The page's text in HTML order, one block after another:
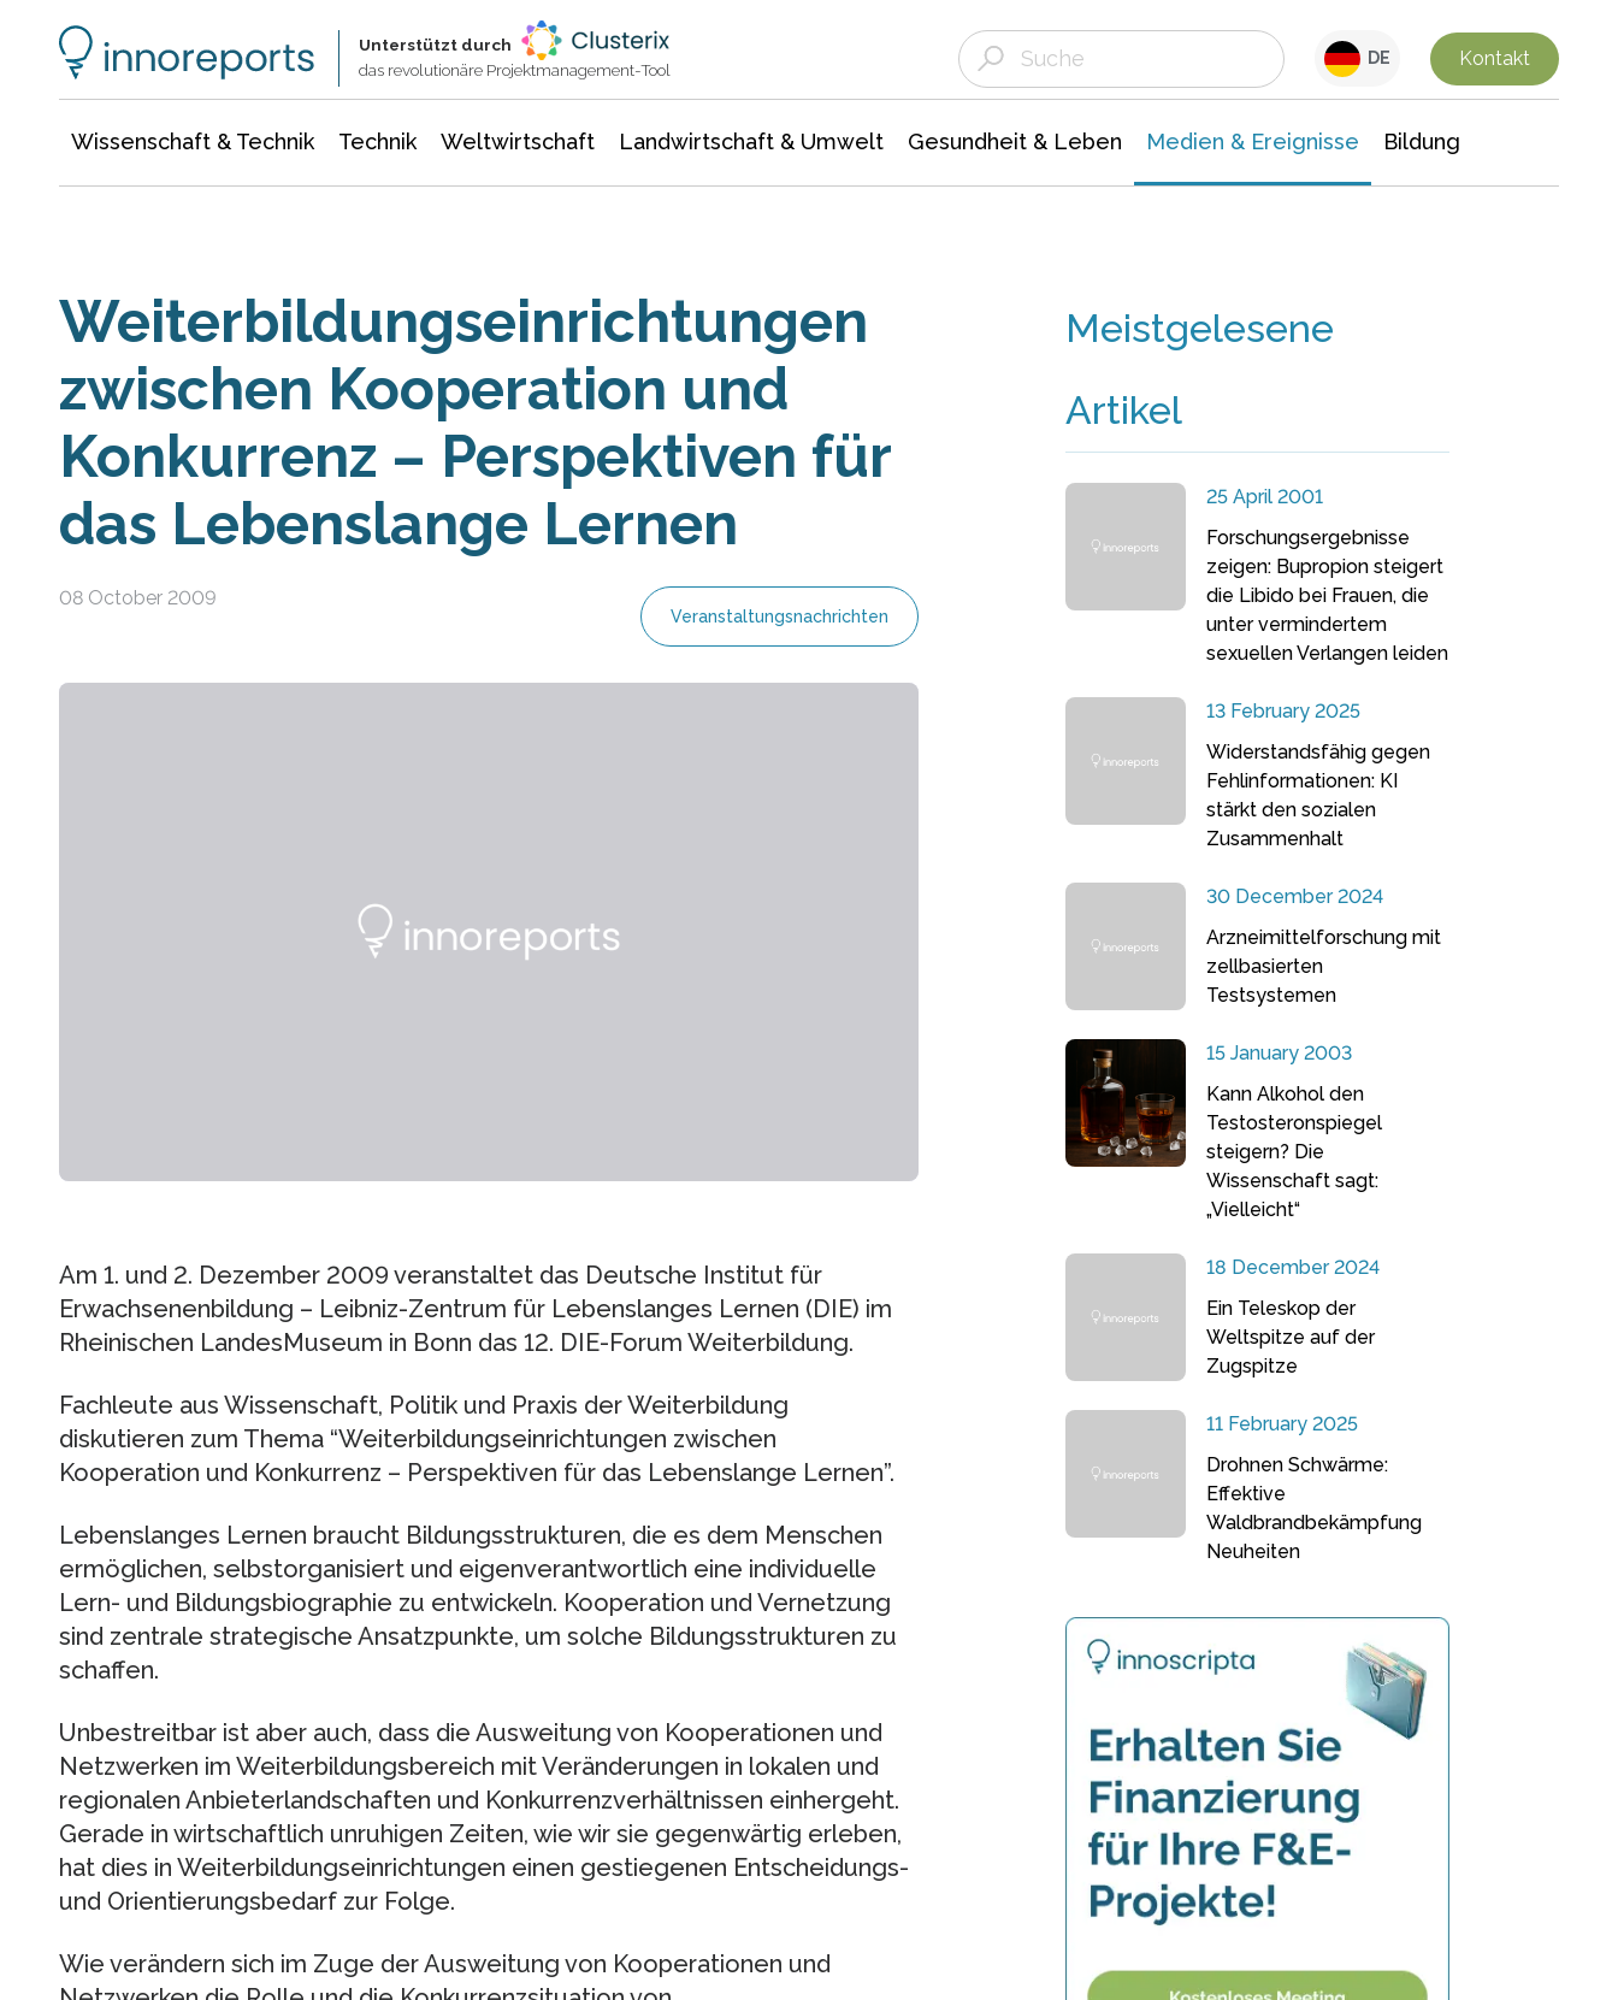
Unterstützt durch
das revolutionäre Projektmanagement-Tool
DE Kontakt
Wissenschaft & Technik Technik Weltwirtschaft Landwirtschaft & Umwelt Gesundheit & Leben Medien & Ereignisse Bildung
Weiterbildungseinrichtungen
zwischen Kooperation und
Konkurrenz – Perspektiven für
das Lebenslange Lernen
08 October 2009
Veranstaltungsnachrichten
Am 1. und 2. Dezember 2009 veranstaltet das Deutsche Institut für
Erwachsenenbildung – Leibniz-Zentrum für Lebenslanges Lernen (DIE) im
Rheinischen LandesMuseum in Bonn das 12. DIE-Forum Weiterbildung.
Fachleute aus Wissenschaft, Politik und Praxis der Weiterbildung
diskutieren zum Thema “Weiterbildungseinrichtungen zwischen
Kooperation und Konkurrenz – Perspektiven für das Lebenslange Lernen”.
Lebenslanges Lernen braucht Bildungsstrukturen, die es dem Menschen
ermöglichen, selbstorganisiert und eigenverantwortlich eine individuelle
Lern- und Bildungsbiographie zu entwickeln. Kooperation und Vernetzung
sind zentrale strategische Ansatzpunkte, um solche Bildungsstrukturen zu
schaffen.
Unbestreitbar ist aber auch, dass die Ausweitung von Kooperationen und
Netzwerken im Weiterbildungsbereich mit Veränderungen in lokalen und
regionalen Anbieterlandschaften und Konkurrenzverhältnissen einhergeht.
Gerade in wirtschaftlich unruhigen Zeiten, wie wir sie gegenwärtig erleben,
hat dies in Weiterbildungseinrichtungen einen gestiegenen Entscheidungs-
und Orientierungsbedarf zur Folge.
Wie verändern sich im Zuge der Ausweitung von Kooperationen und
Meistgelesene
Artikel
25 April 2001
Forschungsergebnisse
zeigen: Bupropion steigert
die Libido bei Frauen, die
unter vermindertem
sexuellen Verlangen leiden
13 February 2025
Widerstandsfähig gegen
Fehlinformationen: KI
stärkt den sozialen
Zusammenhalt
30 December 2024
Arzneimittelforschung mit
zellbasierten
Testsystemen
15 January 2003
Kann Alkohol den
Testosteronspiegel
steigern? Die
Wissenschaft sagt:
„Vielleicht“
18 December 2024
Ein Teleskop der
Weltspitze auf der
Zugspitze
11 February 2025
Drohnen Schwärme:
Effektive
Waldbrandbekämpfung
Neuheiten